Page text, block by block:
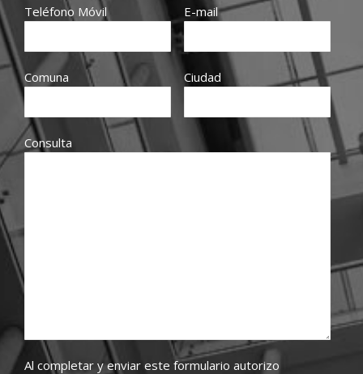
Teléfono Móvil E-mail
Comuna Ciudad
Consulta
Al completar y enviar este formulario autorizo